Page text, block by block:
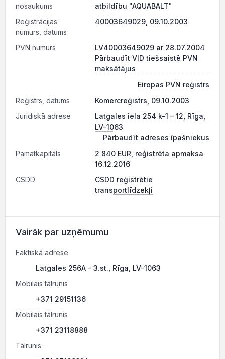
nosaukums
atbildību "AQUABALT"
Reģistrācijas
numurs, datums
40003649029, 09.10.2003
PVN numurs
LV40003649029 ar 28.07.2004
Pārbaudīt VID tiešsaistē PVN
maksātājus
Eiropas PVN reģistrs
Reģistrs, datums
Komercreģistrs, 09.10.2003
Juridiskā adrese
Latgales iela 254 k-1 – 12, Rīga,
LV-1063
Pārbaudīt adreses īpašniekus
Pamatkapitāls
2 840 EUR, reģistrēta apmaksa
16.12.2016
CSDD
CSDD reģistrētie
transportlīdzekļi
Vairāk par uzņēmumu
Faktiskā adrese
Latgales 256A - 3.st., Rīga, LV-1063
Mobilais tālrunis
+371 29151136
Mobilais tālrunis
+371 23118888
Tālrunis